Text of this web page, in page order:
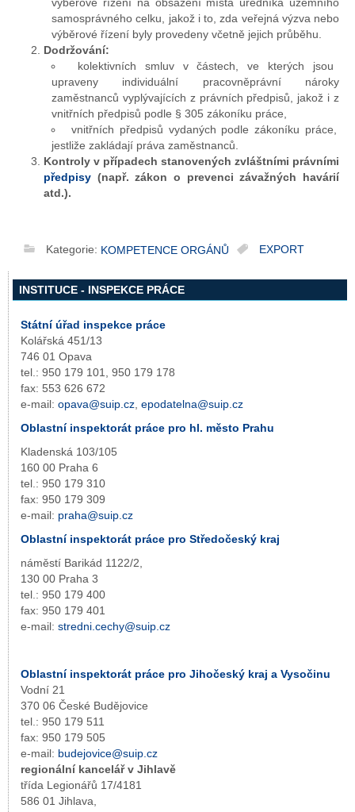
samosprávného celku, jakož i to, zda veřejná výzva nebo
výběrové řízení byly provedeny včetně jejich průběhu.
Dodržování:
kolektivních smluv v částech, ve kterých jsou
upraveny individuální pracovněprávní nároky
zaměstnanců vyplývajících z právních předpisů, jakož i z
vnitřních předpisů podle § 305 zákoníku práce,
vnitřních předpisů vydaných podle zákoníku práce,
jestliže zakládají práva zaměstnanců.
Kontroly v případech stanovených zvláštními právními
předpisy (např. zákon o prevenci závažných havárií
atd.).
Kategorie: KOMPETENCE ORGÁNŮ EXPORT
INSTITUCE - INSPEKCE PRÁCE
Státní úřad inspekce práce
Kolářská 451/13
746 01 Opava
tel.: 950 179 101, 950 179 178
fax: 553 626 672
e-mail: opava@suip.cz epodatelna@suip.cz
Oblastní inspektorát práce pro hl. město Prahu
Kladenská 103/105
160 00 Praha 6
tel.: 950 179 310
fax: 950 179 309
e-mail: praha@suip.cz
Oblastní inspektorát práce pro Středočeský kraj
náměstí Barikád 1122/2,
130 00 Praha 3
tel.: 950 179 400
fax: 950 179 401
e-mail: stredni.cechy@suip.cz
Oblastní inspektorát práce pro Jihočeský kraj a Vysočinu
Vodní 21
370 06 České Budějovice
tel.: 950 179 511
fax: 950 179 505
e-mail: budejovice@suip.cz
regionální kancelář v Jihlavě
třída Legionářů 17/4181
586 01 Jihlava,